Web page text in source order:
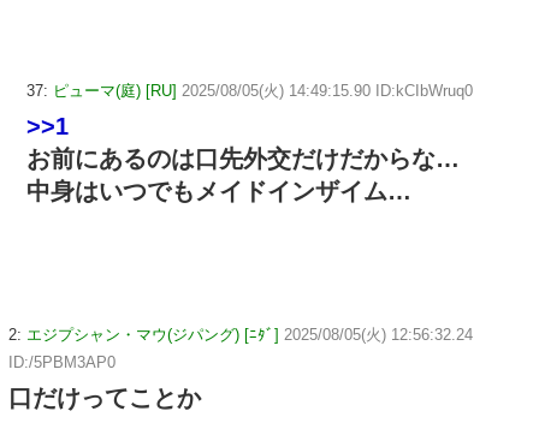
37: ピューマ(庭) [RU] 2025/08/05(火) 14:49:15.90 ID:kCIbWruq0
>>1
お前にあるのは口先外交だけだからな…
中身はいつでもメイドインザイム…
2: エジプシャン・マウ(ジパング) [ﾆﾀﾞ] 2025/08/05(火) 12:56:32.24
ID:/5PBM3AP0
口だけってことか